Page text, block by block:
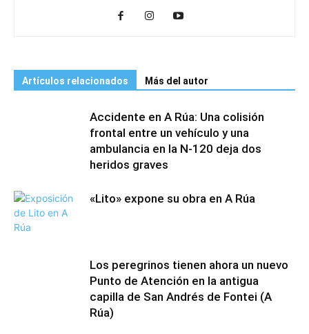
Artículos relacionados Más del autor
Accidente en A Rúa: Una colisión
frontal entre un vehículo y una
ambulancia en la N-120 deja dos
heridos graves
«Lito» expone su obra en A Rúa
Los peregrinos tienen ahora un nuevo
Punto de Atención en la antigua
capilla de San Andrés de Fontei (A
Rúa)